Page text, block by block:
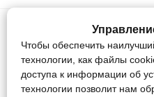
ИП Жуков Виктор Васильевич ИНН
Данный сайт носит
не является публичной офертой,
437 Гражданского кодекса
Чтобы обеспечить
технологии, как файлы
доступа к информации об
технологии позволит нам